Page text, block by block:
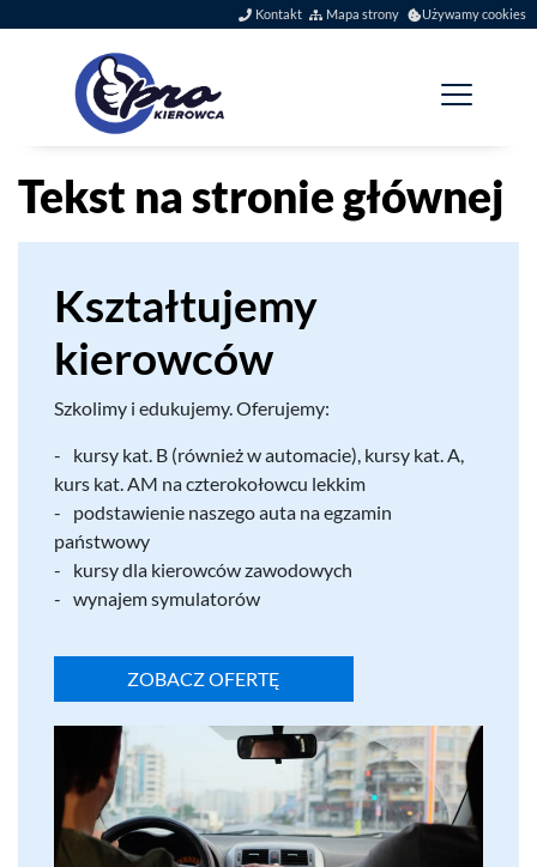
Szybkie menu
Kontakt Mapa strony Używamy cookies
Menu główne
Jesteś tutaj:
Tekst na stronie głównej
Ksz­tał­tu­jemy
kierowców
Szkolimy i eduku­jemy. Oferujemy:
kursy kat. B (również w automa­cie), kursy kat. A,
kurs kat.AM na czterokołowcu lekkim
pod­staw­ie­nie naszego auta na egza­min
państwowy
kursy dla kierow­ców zawodowych
wyna­jem symulatorów
ZOBACZ OFERTĘ